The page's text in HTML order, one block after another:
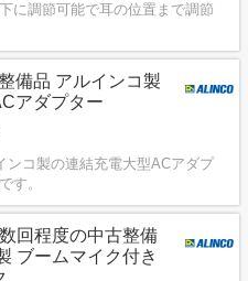
に調節可能で耳の位置まで調節
備品 アルインコ製
アダプター
ンコ製の連結充電大型ACアダプ
す。
回程度の中古整備
ブームマイク付き